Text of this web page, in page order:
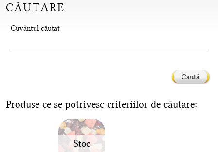
CĂUTARE
Cuvântul căutat:
Caută
Produse ce se potrivesc criteriilor de căutare:
Stoc